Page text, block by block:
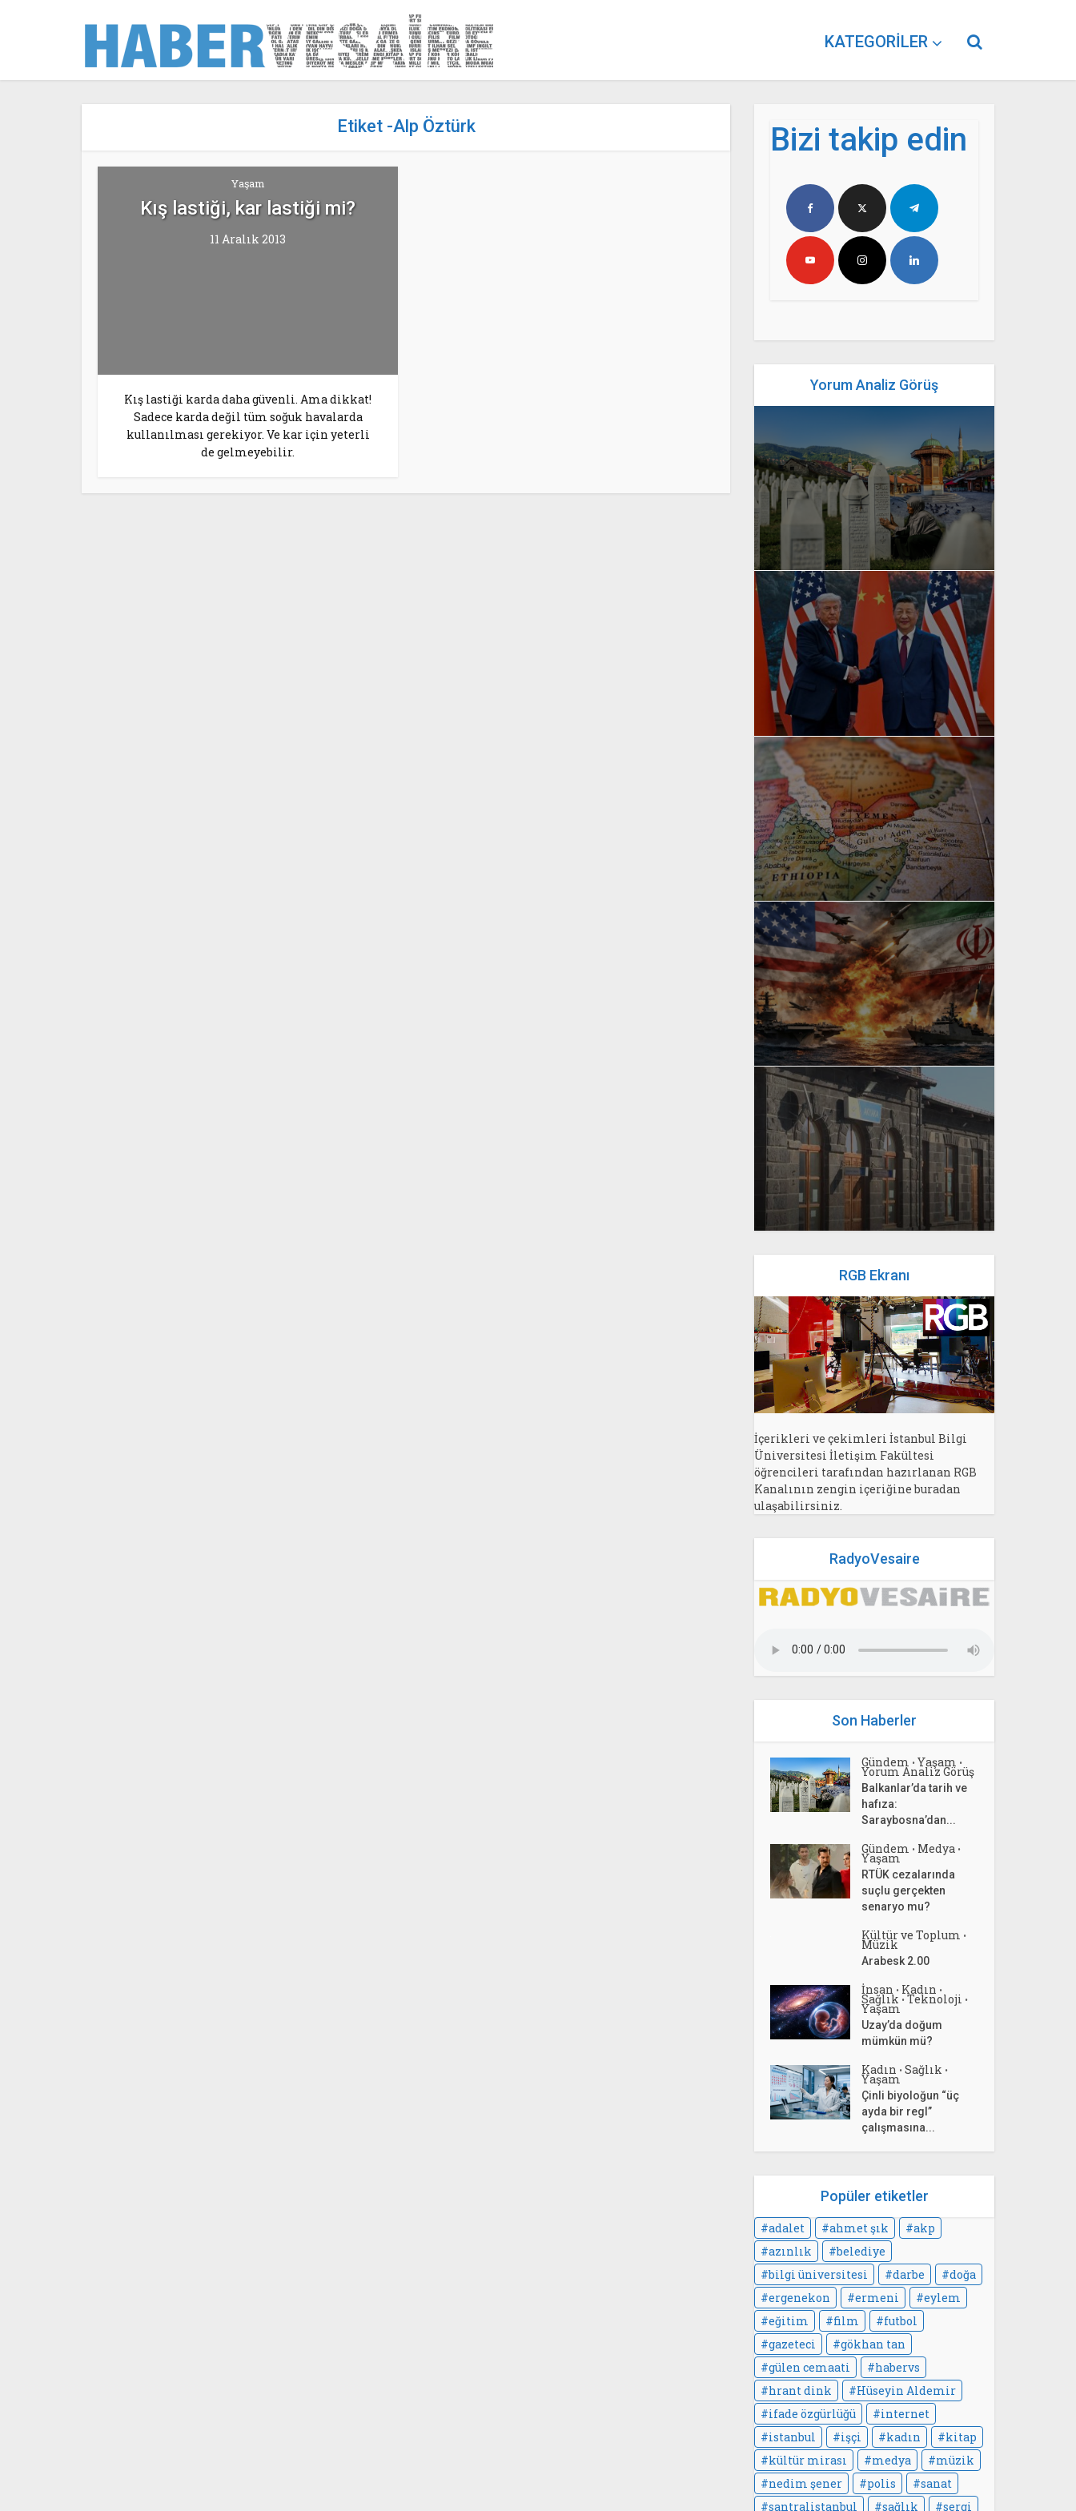
KATEGORILER
Etiket -Alp Öztürk
Yaşam
Kış lastiği, kar lastiği mi?
11 Aralık 2013
Kış lastiği karda daha güvenli. Ama dikkat!
Sadece karda değil tüm soğuk havalarda
kullanılması gerekiyor. Ve kar için yeterli
de gelmeyebilir.
Bizi takip edin
Yorum Analiz Görüş
yazan Bahri Ak
yazanBahri Ak
yazanBahri Ak
yazanBahri Ak
yazan Bahri Ak
RGB Ekranı
İçerikleri ve çekimleri İstanbul Bilgi
Üniversitesi İletişim Fakültesi
öğrencileri tarafından hazırlanan RGB
Kanalının zengin içeriğine buradan
ulaşabilirsiniz.
RadyoVesaire
Son Haberler
Gündem • Yaşam •
Yorum Analiz Görüş
Balkanlar’da tarih ve
hafıza:
Saraybosna’dan...
Gündem • Medya •
Yaşam
RTÜK cezalarında
suçlu gerçekten
senaryo mu?
Kültür ve Toplum •
Müzik
Arabesk 2.00
İnsan • Kadın •
Sağlık • Teknoloji •
Yaşam
Uzay’da doğum
mümkün mü?
Kadın • Sağlık •
Yaşam
Çinli biyoloğun “üç
ayda bir regl”
çalışmasına...
Popüler etiketler
adalet ahmet şık
akp
azınlık
belediye
bilgi üniversitesi
darbe
doğa
ergenekon
ermeni
eylem
eğitim
film
futbol
gazeteci
gökhan tan
gülen cemaati
habervs
hrant dink
Hüseyin Aldemir
ifade özgürlüğü
internet
istanbul
işçi kadın
kitap
kültür mirası
medya
müzik
nedim şener
polis
sanat
santralistanbul
sağlık sergi